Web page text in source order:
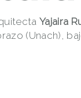
Yajaira
(Unach),